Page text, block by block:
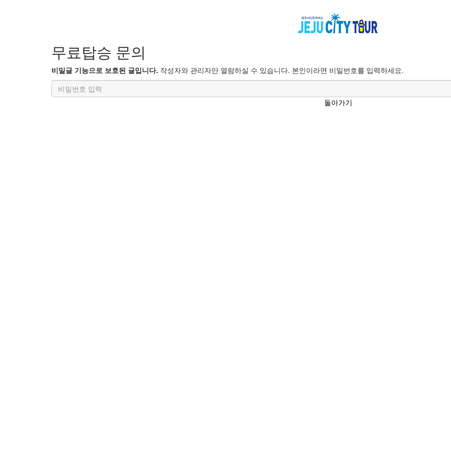
무료탑승 문의
비밀글 기능으로 보호된 글입니다. 작성자와 관리자만 열람하실 수 있습니다. 본인이라면 비밀번호를 입력하세요.
돌아가기